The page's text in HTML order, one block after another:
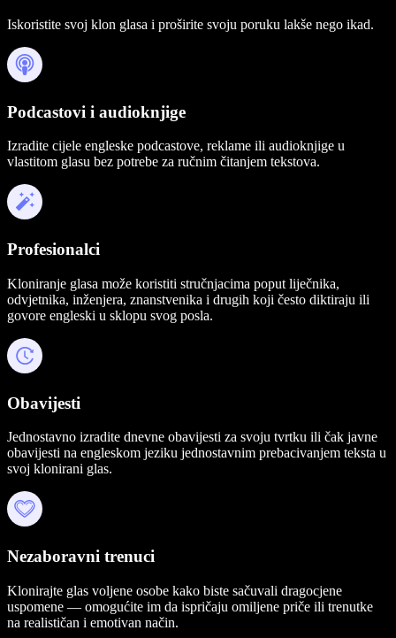
Iskoristite svoj klon glasa i proširite svoju poruku lakše nego ikad.
Podcastovi i audioknjige
Izradite cijele engleske podcastove, reklame ili audioknjige u
vlastitom glasu bez potrebe za ručnim čitanjem tekstova.
Profesionalci
Kloniranje glasa može koristiti stručnjacima poput liječnika,
odvjetnika, inženjera, znanstvenika i drugih koji često diktiraju ili
govore engleski u sklopu svog posla.
Obavijesti
Jednostavno izradite dnevne obavijesti za svoju tvrtku ili čak javne
obavijesti na engleskom jeziku jednostavnim prebacivanjem teksta u
svoj klonirani glas.
Nezaboravni trenuci
Klonirajte glas voljene osobe kako biste sačuvali dragocjene
uspomene — omogućite im da ispričaju omiljene priče ili trenutke
na realističan i emotivan način.